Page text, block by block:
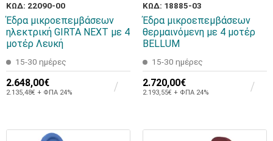
ΚΩΔ: 22090-00
Έδρα μικροεπεμβάσεων
ηλεκτρική GIRTA NEXT με 4
μοτέρ Λευκή
15-30 ημέρες
2.648,00€
2.135,48€ + ΦΠΑ 24%
ΚΩΔ: 18885-03
Έδρα μικροεπεμβάσεων
θερμαινόμενη με 4 μοτέρ
BELLUM
15-30 ημέρες
2.720,00€
2.193,55€ + ΦΠΑ 24%